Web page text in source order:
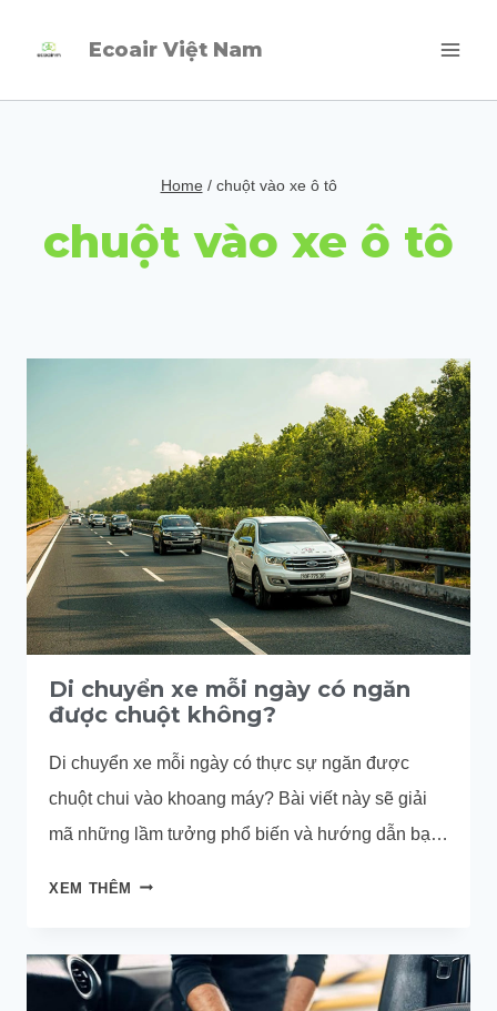
Ecoair Việt Nam
Home / chuột vào xe ô tô
chuột vào xe ô tô
Di chuyển xe mỗi ngày có ngăn
được chuột không?
Di chuyển xe mỗi ngày có thực sự ngăn được
chuột chui vào khoang máy? Bài viết này sẽ giải
mã những lầm tưởng phổ biến và hướng dẫn bạn
XEM THÊM DI
MỖI
NGÀY